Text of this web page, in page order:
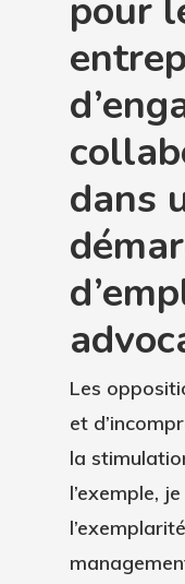
pour
dans
Les
et
la
l’exemple,